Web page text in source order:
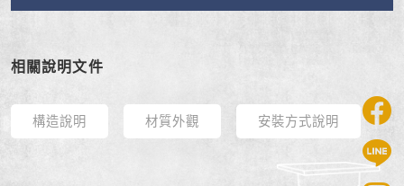
相關說明文件
構造說明 材質外觀 安裝方式說明